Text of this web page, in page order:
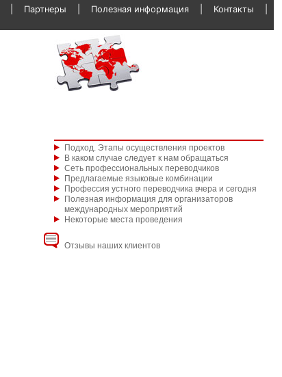
Партнеры Полезная информация
Контакты
Подход. Этапы осуществления проектов
В каком случае следует к нам обращаться
Сеть профессиональных переводчиков
Предлагаемые языковые комбинации
Профессия устного переводчика вчера и сегодня
Полезная информация для организаторов
международных мероприятий
Некоторые места проведения
Отзывы наших клиентов